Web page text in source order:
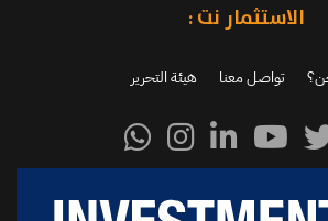
الاستثمار نت :
تواصل معنا هيئة التحرير